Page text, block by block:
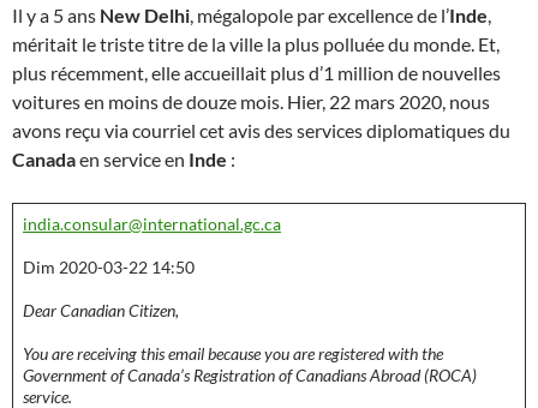
Il y a 5 ans New Delhi, mégalopole par excellence de l’Inde,
méritait le triste titre de la ville la plus polluée du monde. Et,
plus récemment, elle accueillait plus d’1 million de nouvelles
voitures en moins de douze mois. Hier, 22 mars 2020, nous
avons reçu via courriel cet avis des services diplomatiques du
Canadaen service en Inde :
india.consular@international.gc.ca
Dim 2020-03-22 14:50
Dear Canadian Citizen,
You are receiving this email because you are registered with the
Government of Canada’s Registration of Canadians Abroad (ROCA)
service.